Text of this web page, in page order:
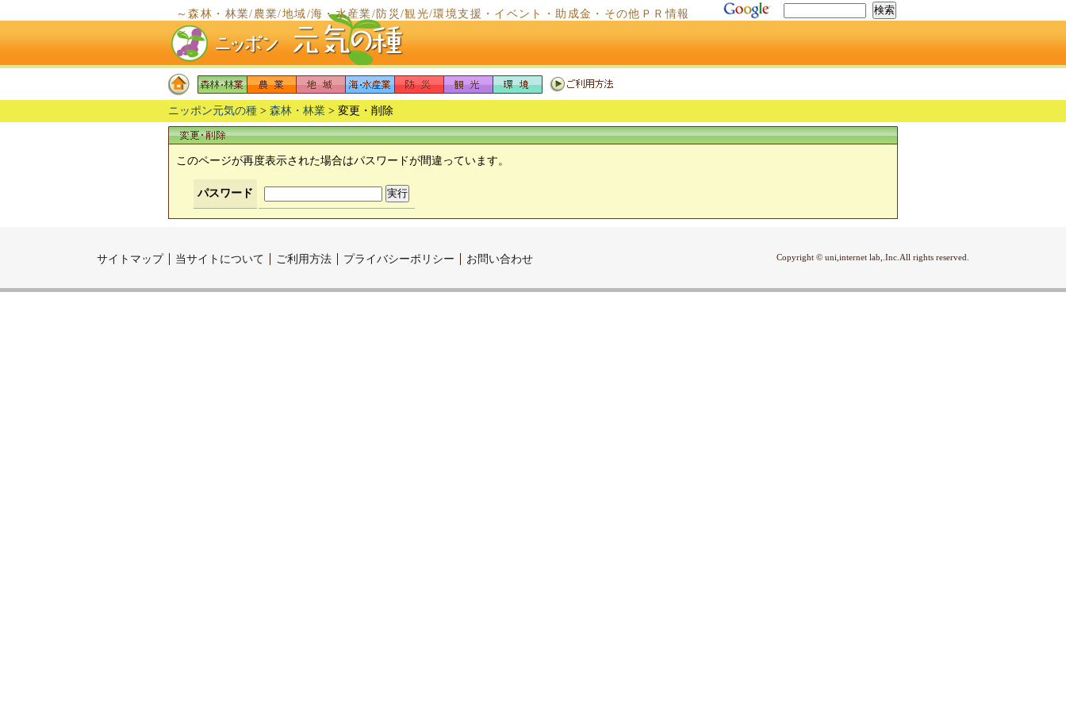
～森林・林業/農業/地域/海・水産業/防災/観光/環境支援・イベント・助成金・その他ＰＲ情報
～
ニッポン元気の種 > 森林・林業 > 変更・削除
このページが再度表示された場合はパスワードが間違っています。
パスワード
Copyright © uni,internet lab,.Inc.All rights reserved.
サイトマップ 当サイトについて ご利用方法 プライバシーポリシー お問い合わせ